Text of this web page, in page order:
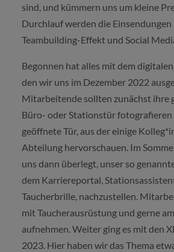
sind, und kümmern uns um kleine
Durchlauf werden die
Teambuilding-Effekt und Social
Begonnen hat alles mit dem
den wir uns im Dezember 2022
Mitarbeitende sollten zunächst ihre
Büro- oder Stationstür fotografieren
geöffnete Tür, aus der einige
Abteilung hervorschauen. Im
uns dann überlegt, unser so
dem Karriereportal,
Taucherbrille, nachzustellen.
mit Taucherausrüstung und gerne
aufnehmen. Weiter ging es mit den
2023. Hier haben wir das Thema